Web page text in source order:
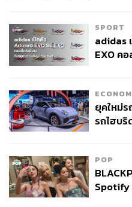
SPORT
adidas
EXO ค
ยุคใหม่ร
รถไฮบ
POP
Spotify